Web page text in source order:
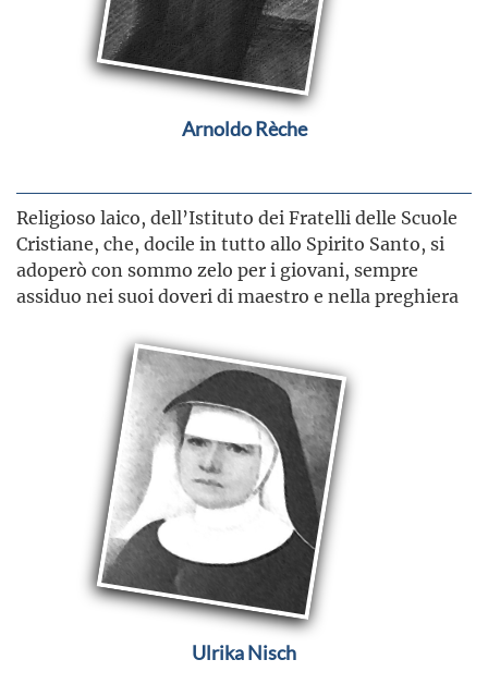
Arnoldo Rèche
Religioso laico, dell’Istituto dei Fratelli delle Scuole
Cristiane, che, docile in tutto allo Spirito Santo, si
adoperò con sommo zelo per i giovani, sempre
assiduo nei suoi doveri di maestro e nella preghiera
Ulrika Nisch